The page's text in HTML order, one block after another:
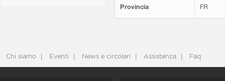
Provincia FR
Chi siamo Eventi News e circolari Assistenza Faq